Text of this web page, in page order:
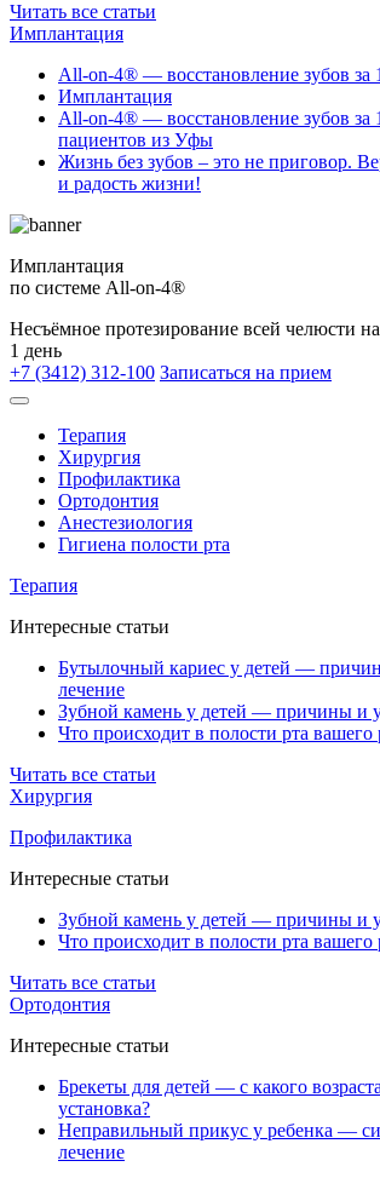
Читать все статьи
Имплантация
All-on-4® — восстановление зубов за
Имплантация
All-on-4® — восстановление зубов за
пациентов из Уфы
Жизнь без зубов – это не приговор.
и радость жизни!
Имплантация
по системе All-on-4®
Несъёмное протезирование всей челюсти
1 день
+7 (3412) 312-100 Записаться на прием
Терапия
Хирургия
Профилактика
Ортодонтия
Анестезиология
Гигиена полости рта
Терапия
Интересные статьи
Бутылочный кариес у детей —
лечение
Зубной камень у детей — причины и
Что происходит в полости рта вашего
Читать все статьи
Хирургия
Профилактика
Интересные статьи
Зубной камень у детей — причины и
Что происходит в полости рта вашего
Читать все статьи
Ортодонтия
Интересные статьи
Брекеты для детей — с какого
установка?
Неправильный прикус у ребенка —
лечение